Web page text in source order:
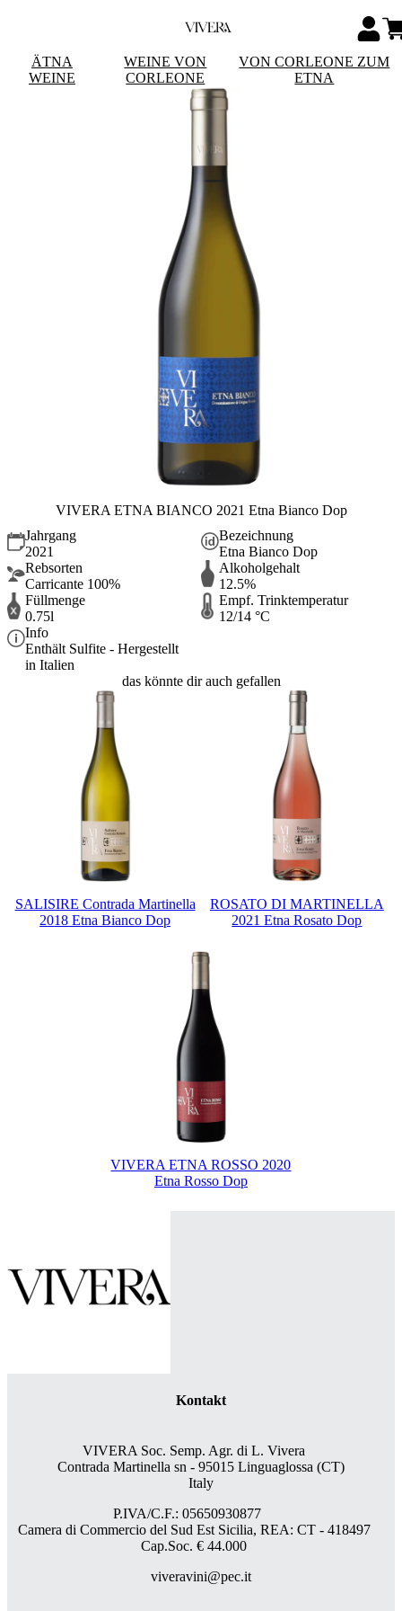
ÄTNA
WEINE
WEINE VON
CORLEONE
VON CORLEONE ZUM
ETNA
VIVERA ETNA BIANCO 2021 Etna Bianco Dop
Jahrgang
2021
Bezeichnung
Etna Bianco Dop
Rebsorten
Carricante 100%
Alkoholgehalt
12.5%
Füllmenge
0.75l
Empf. Trinktemperatur
12/14 °C
Info
Enthält Sulfite - Hergestellt
in Italien
das könnte dir auch gefallen
SALISIRE Contrada Martinella
2018 Etna Bianco Dop
ROSATO DI MARTINELLA
2021 Etna Rosato Dop
VIVERA ETNA ROSSO 2020
Etna Rosso Dop
Kontakt
VIVERA Soc. Semp. Agr. di L. Vivera
Contrada Martinella sn - 95015 Linguaglossa (CT)
Italy
P.IVA/C.F.: 05650930877
Camera di Commercio del Sud Est Sicilia, REA: CT - 418497
Cap.Soc. € 44.000
viveravini@pec.it